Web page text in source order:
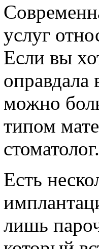
услуг
Если вы
можно
типом
Есть
лишь